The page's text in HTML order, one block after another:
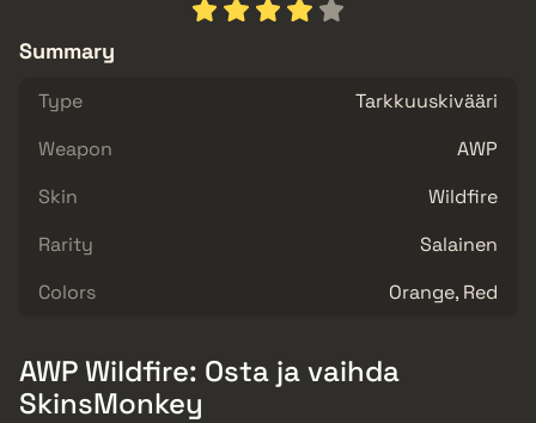
Summary
Type
Tarkkuuskivääri
Weapon
AWP
Skin
Wildfire
Rarity
Salainen
Colors
Orange, Red
AWP Wildfire: Osta ja vaihda
SkinsMonkey